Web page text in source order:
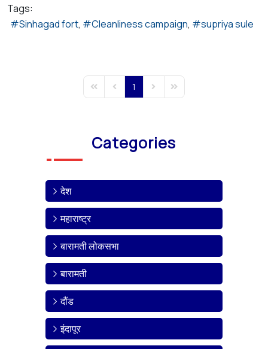
Tags:
Sinhagad fort
Cleanliness campaign supriya sule
First PagePrevious Page
1 Next PageLast Page
Categories
देश
महाराष्ट्र
बारामती लोकसभा
बारामती
दौंड
इंदापूर